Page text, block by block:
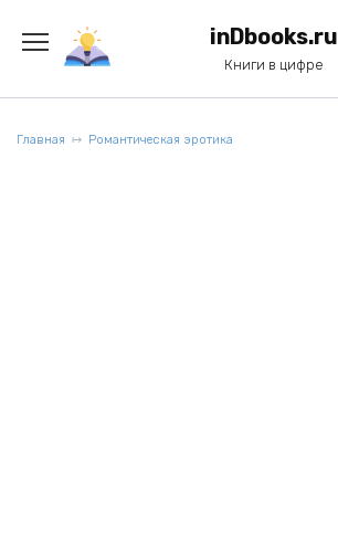
содержанию
inDbooks.ru
Книги в цифре
Главная Романтическая эротика